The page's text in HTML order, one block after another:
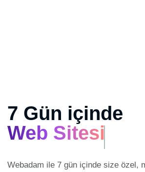
7 Gün içinde
Web Sitesi
Webadam ile 7 gün içinde size özel,